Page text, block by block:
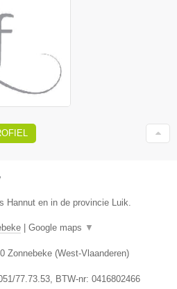
Hannut en in de provincie Luik.
Google maps ▼
Zonnebeke (West-Vlaanderen)
77.73.53 , BTW-nr: 0416802466